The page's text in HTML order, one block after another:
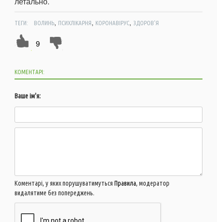
ТЕГИ: ВОЛИНЬ, ПСИХЛІКАРНЯ, КОРОНАВІРУС, ЗДОРОВ'Я
9
КОМЕНТАРІ:
Ваше ім'я:
Коментарі, у яких порушуватимуться Правила, модератор
видалятиме без попереджень.